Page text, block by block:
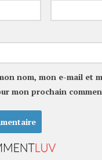
nom, mon e-mail et
mon prochain